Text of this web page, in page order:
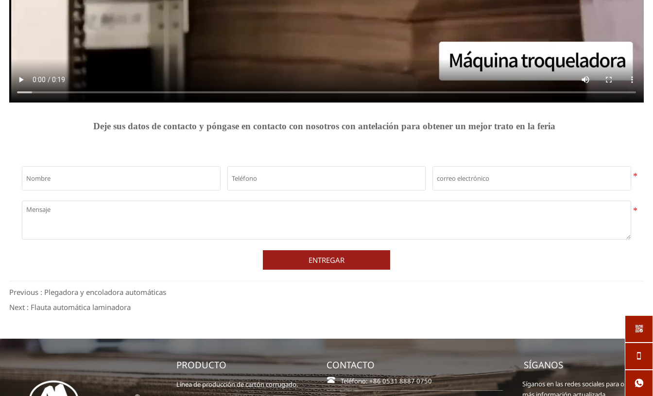
Deje sus datos de contacto y póngase en contacto con nosotros con antelación para obtener un mejor trato en la feria
ENTREGAR
Previous : Plegadora y encoladora automáticas
Next : Flauta automática laminadora
PRODUCTO
Línea de producción de cartón corrugado.
CONTACTO
 Teléfono: +86 0531 8887 0750
SÍGANOS
Síganos en las redes sociales para obtener


